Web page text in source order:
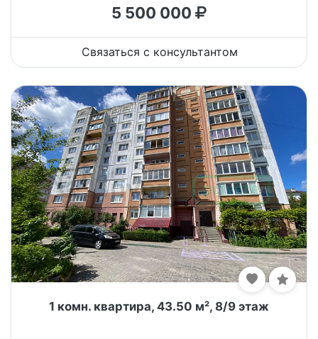
5 500 000
Связаться с консультантом
1 комн. квартира, 43.50 м², 8/9 этаж